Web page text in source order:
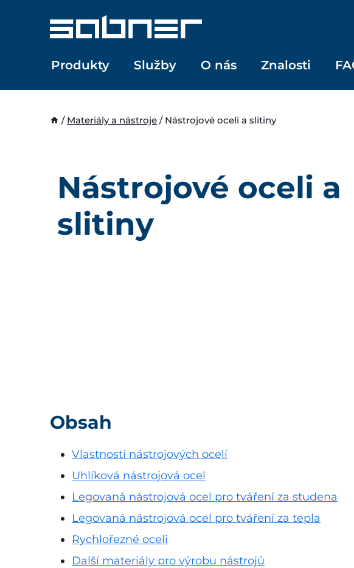
Produkty Služby O nás Znalosti
/ Materiály a nástroje / Nástrojové oceli a slitiny
Nástrojové oceli a
slitiny
Obsah
Vlastnosti nástrojových ocelí
Uhlíková nástrojová ocel
Legovaná nástrojová ocel pro tváření za studena
Legovaná nástrojová ocel pro tváření za tepla
Rychlořezné oceli
Další materiály pro výrobu nástrojů